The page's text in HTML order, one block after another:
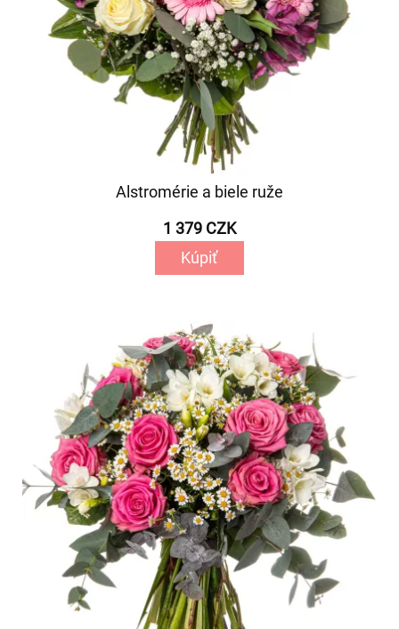
Alstromérie a biele ruže
1 379 CZK
Kúpiť